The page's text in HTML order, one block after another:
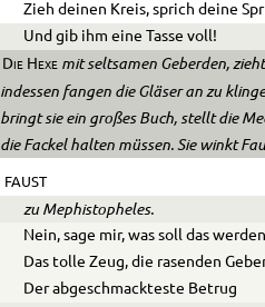
Zieh deinen Kreis, sprich deine
Und gib ihm eine Tasse voll!
Die Hexe mit seltsamen Geberden,
indessen fangen die Gläser an zu
bringt sie ein großes Buch, stellt die
die Fackel halten müssen. Sie winkt
FAUST
zu Mephistopheles.
Nein, sage mir, was soll das
Das tolle Zeug, die rasenden
Der abgeschmackteste Betrug